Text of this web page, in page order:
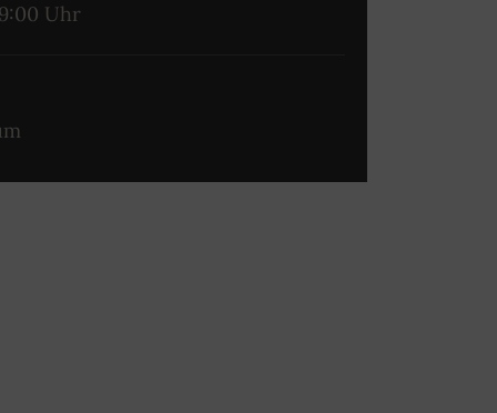
Uhr